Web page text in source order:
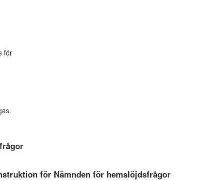
för
för Nämnden för hemslöjdsfrågor